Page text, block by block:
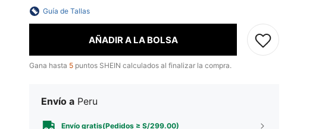
Guía de Tallas
AÑADIR A LA BOLSA
Gana hasta 5 puntos SHEIN calculados al finalizar la compra.
Envío a Peru
Envío gratis(Pedidos ≥ S/299.00)